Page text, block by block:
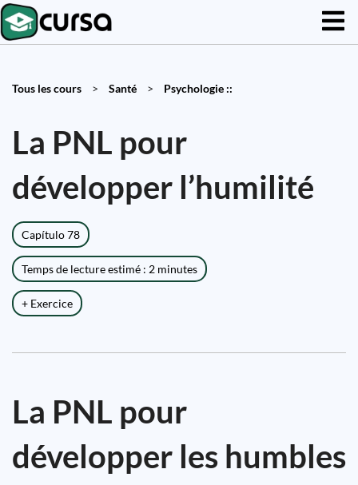
Tous les cours > Santé > Psychologie ::
La PNL pour
développer l’humilité
Capítulo 78
Temps de lecture estimé : 2 minutes
+ Exercice
La PNL pour
développer les humbles